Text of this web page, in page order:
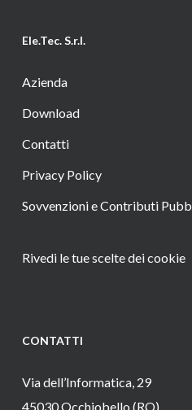
Ele.Tec. S.r.l.
Azienda
Download
Contatti
Privacy Policy
Sovvenzioni e Contributi
Rivedi le tue scelte dei cookie
CONTATTI
Via dell’Informatica, 29
45030 Occhiobello (RO)